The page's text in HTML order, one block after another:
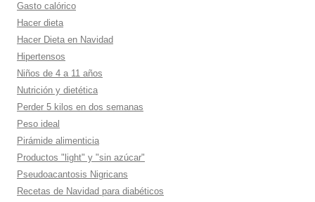
Gasto calórico
Hacer dieta
Hacer Dieta en Navidad
Hipertensos
Niños de 4 a 11 años
Nutrición y dietética
Perder 5 kilos en dos semanas
Peso ideal
Pirámide alimenticia
Productos "light" y "sin azúcar"
Pseudoacantosis Nigricans
Recetas de Navidad para diabéticos